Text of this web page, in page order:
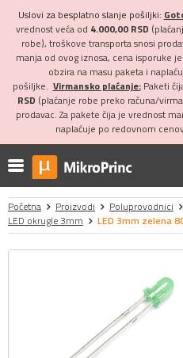
Uslovi za besplatno slanje pošiljki:
vrednost veća od 4.000,00 RSD
robe), troškove transporta snosi
manja od ovog iznosa, cena isporuke
obzira na masu paketa i
pošiljke. Virmansko plaćanje:Paketi
RSD (plaćanje robe preko računa/
prodavac. Za pakete čija je vrednost
naplaćuje po redovnom
Početna Proizvodi Poluprovodnici
LED okrugle 3mm
LED 3mm zelena